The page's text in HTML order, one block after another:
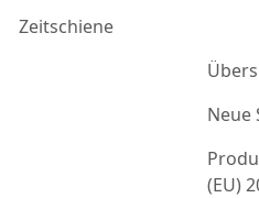
Zeitschiene
Neue
(EU)